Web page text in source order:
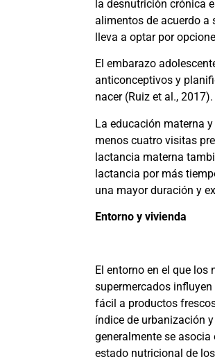
la desnutrición crónica
alimentos de acuerdo a
lleva a optar por
El embarazo
anticonceptivos y
nacer (Ruiz et al., 2017).
La educación materna
menos cuatro visitas
lactancia materna
lactancia por más
una mayor duración y
Entorno y vivienda
El entorno en el que
supermercados
fácil a productos
índice de urbanización
generalmente se
estado nutricional de